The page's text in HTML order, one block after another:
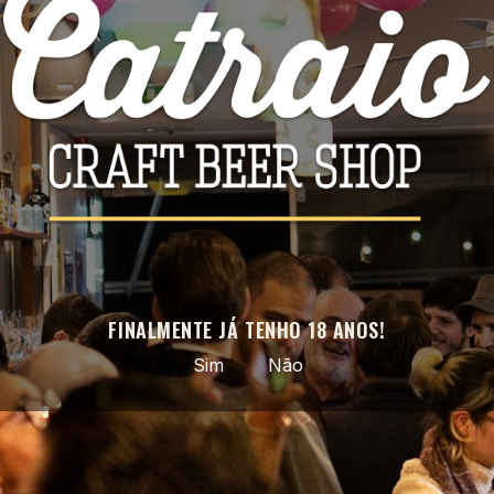
Facebook
Instagram
APROVEITE AS NOSSAS ÚLTIMAS NOVIDADES E OFERTAS
ESPECIAIS
Pode cancelar a subscrição a qualquer momento. Para tal, consulte a
nossa informação de contacto na declaração legal.
Cerveja artesanal selecionada · do nacional ao mundo ·
entregas em todo o país
FINALMENTE JÁ TENHO 18 ANOS!
Sim Não